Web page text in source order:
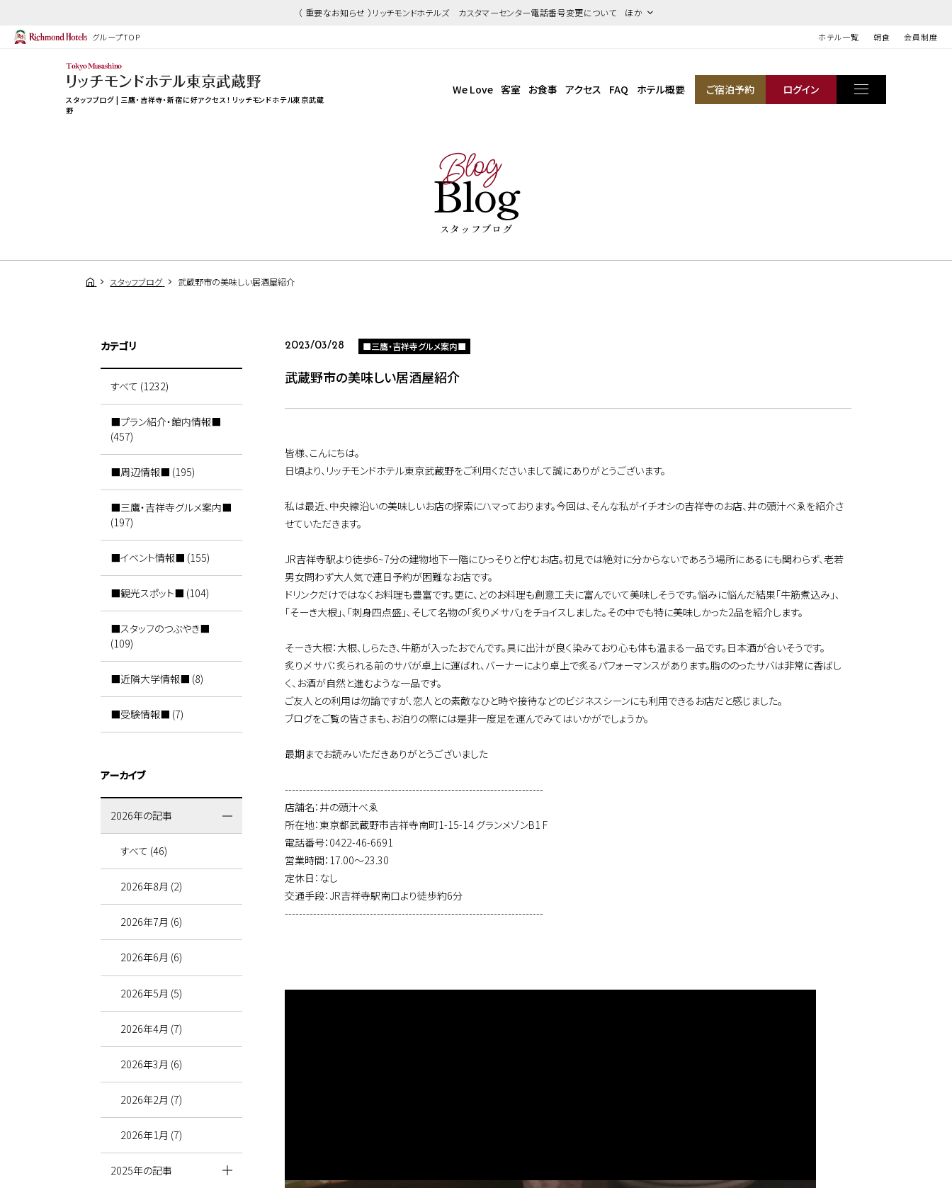
（ 重要なお知らせ ）リッチモンドホテルズ カスタマーセンター電話番号変更について ほか
グループTOP ホテル一覧 朝食 会員制度
スタッフブログ | 三鷹・吉祥寺・新宿に好アクセス！ リッチモンドホテル東京武蔵
野
We Love 客室 お食事 アクセス FAQ ホテル概要 ご宿泊予約 ログイン
Blog
Blog
スタッフブログ
スタッフブログ 武蔵野市の美味しい居酒屋紹介
2023/03/28 ■三鷹・吉祥寺グルメ案内■
武蔵野市の美味しい居酒屋紹介
皆様、こんにちは。
日頃より、リッチモンドホテル東京武蔵野をご利用くださいまして誠にありがとうございます。
私は最近、中央線沿いの美味しいお店の探索にハマっております。今回は、そんな私がイチオシの吉祥寺のお店、井の頭汁べゑを紹介さ
せていただきます。
JR吉祥寺駅より徒歩6~7分の建物地下一階にひっそりと佇むお店。初見では絶対に分からないであろう場所にあるにも関わらず、老若
男女問わず大人気で連日予約が困難なお店です。
ドリンクだけではなくお料理も豊富です。更に、どのお料理も創意工夫に富んでいて美味しそうです。悩みに悩んだ結果「牛筋煮込み」､
「そーき大根」､「刺身四点盛」､そして名物の「炙り〆サバ」をチョイスしました。その中でも特に美味しかった2品を紹介します。
そーき大根：大根､しらたき、牛筋が入ったおでんです。具に出汁が良く染みており心も体も温まる一品です。日本酒が合いそうです。
炙り〆サバ：炙られる前のサバが卓上に運ばれ、バーナーにより卓上で炙るパフォーマンスがあります。脂ののったサバは非常に香ばし
く、お酒が自然と進むような一品です。
ご友人との利用は勿論ですが、恋人との素敵なひと時や接待などのビジネスシーンにも利用できるお店だと感じました。
ブログをご覧の皆さまも、お泊りの際には是非一度足を運んでみてはいかがでしょうか。
最期までお読みいただきありがとうございました
-------------------------------------------------------------------------
店舗名：井の頭汁べゑ
所在地：東京都武蔵野市吉祥寺南町1-15-14 グランメゾンB1 F
電話番号：0422-46-6691
営業時間：17.00～23.30
定休日：なし
交通手段：JR吉祥寺駅南口より徒歩約6分
-------------------------------------------------------------------------
カテゴリ
すべて (1232)
■プラン紹介・館内情報■
(457)
■周辺情報■ (195)
■三鷹・吉祥寺グルメ案内■
(197)
■イベント情報■ (155)
■観光スポット■ (104)
■スタッフのつぶやき■
(109)
■近隣大学情報■ (8)
■受験情報■ (7)
アーカイブ
2026年の記事
すべて (46)
2026年8月 (2)
2026年7月 (6)
2026年6月 (6)
2026年5月 (5)
2026年4月 (7)
2026年3月 (6)
2026年2月 (7)
2026年1月 (7)
2025年の記事